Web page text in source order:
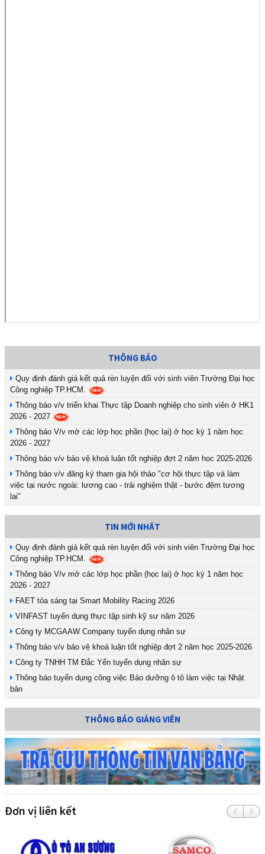
THÔNG BÁO
Quy định đánh giá kết quả rèn luyện đối với sinh viên Trường Đại học
Công nghiệp TP.HCM.
Thông báo v/v triển khai Thực tập Doanh nghiệp cho sinh viên ở HK1
2026 - 2027
Thông báo V/v mở các lớp học phần (học lại) ở học kỳ 1 năm học
2026 - 2027
Thông báo v/v bảo vệ khoá luận tốt nghiệp đợt 2 năm học 2025-2026
Thông báo v/v đăng ký tham gia hội thảo "cơ hội thực tập và làm
việc tại nước ngoài: lương cao - trải nghiệm thật - bước đệm tương
lai"
TIN MỚI NHẤT
Quy định đánh giá kết quả rèn luyện đối với sinh viên Trường Đại học
Công nghiệp TP.HCM.
Thông báo V/v mở các lớp học phần (học lại) ở học kỳ 1 năm học
2026 - 2027
FAET tỏa sáng tại Smart Mobility Racing 2026
VINFAST tuyển dụng thực tập sinh kỹ sư năm 2026
Công ty MCGAAW Company tuyển dụng nhân sự
Thông báo v/v bảo vệ khoá luận tốt nghiệp đợt 2 năm học 2025-2026
Công ty TNHH TM Đắc Yến tuyển dụng nhân sự
Thông báo tuyển dụng công việc Bảo dưỡng ô tô làm việc tại Nhật
bản
THÔNG BÁO GIẢNG VIÊN
Đơn vị liên kết